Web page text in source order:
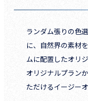
ランダム張りの色
に、自然界の素材
ムに配置したオリ
オリジナルプラン
ただけるイージー